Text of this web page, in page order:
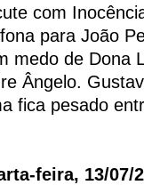
com
para João
medo de Dona
Ângelo.
fica pesado
feira, 13/07/